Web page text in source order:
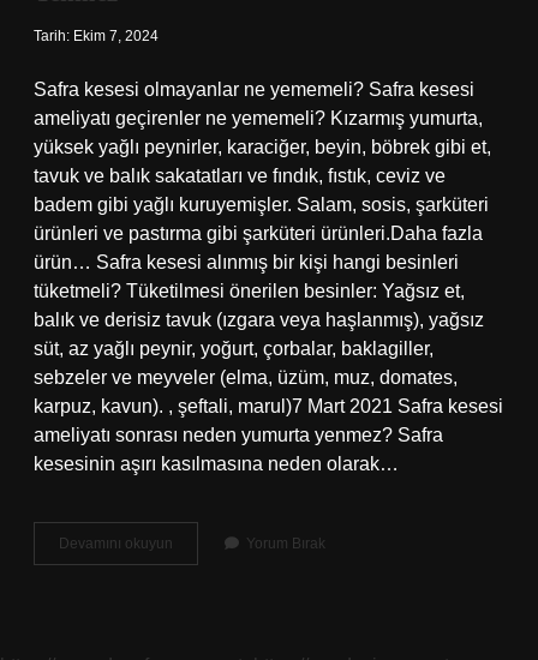
Tarih: Ekim 7, 2024
Safra kesesi olmayanlar ne yememeli? Safra kesesi
ameliyatı geçirenler ne yememeli? Kızarmış yumurta,
yüksek yağlı peynirler, karaciğer, beyin, böbrek gibi et,
tavuk ve balık sakatatları ve fındık, fıstık, ceviz ve
badem gibi yağlı kuruyemişler. Salam, sosis, şarküteri
ürünleri ve pastırma gibi şarküteri ürünleri.Daha fazla
ürün… Safra kesesi alınmış bir kişi hangi besinleri
tüketmeli? Tüketilmesi önerilen besinler: Yağsız et,
balık ve derisiz tavuk (ızgara veya haşlanmış), yağsız
süt, az yağlı peynir, yoğurt, çorbalar, baklagiller,
sebzeler ve meyveler (elma, üzüm, muz, domates,
karpuz, kavun). , şeftali, marul)7 Mart 2021 Safra kesesi
ameliyatı sonrası neden yumurta yenmez? Safra
kesesinin aşırı kasılmasına neden olarak…
Devamını okuyun
Kesesi
Yorum Bırak